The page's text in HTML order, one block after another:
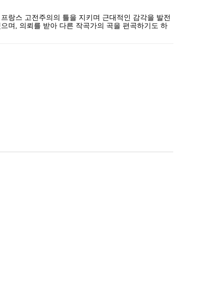
랑스 고전주의의 틀을 지키며 근대적인 감각을 발전
며, 의뢰를 받아 다른 작곡가의 곡을 편곡하기도 하